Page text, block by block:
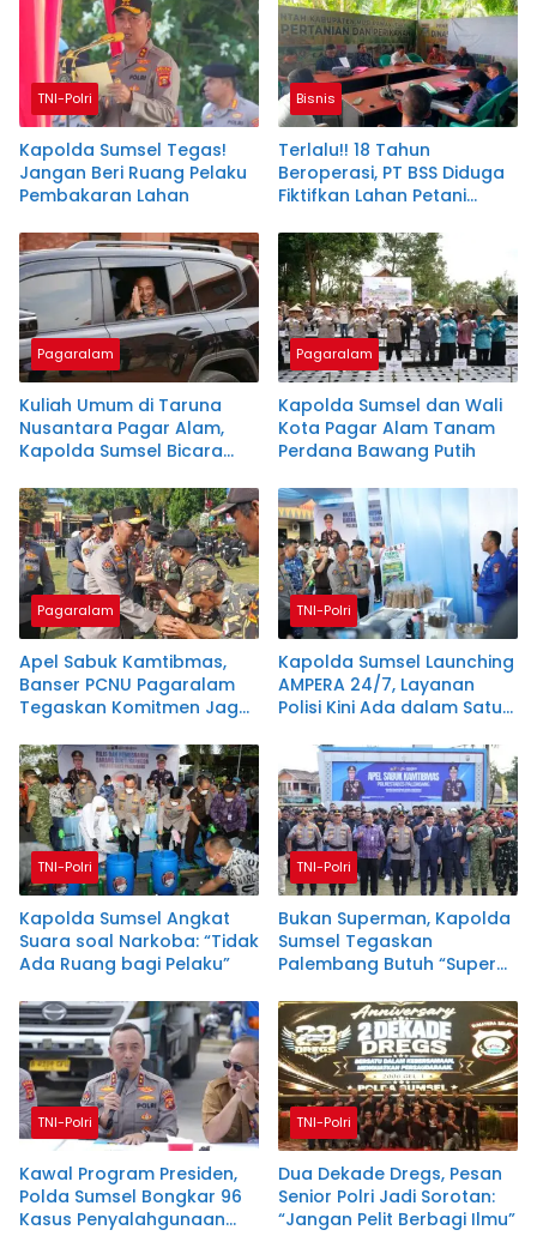
TNI-Polri
Kapolda Sumsel Tegas!
Jangan Beri Ruang Pelaku
Pembakaran Lahan
Bisnis
Terlalu!! 18 Tahun
Beroperasi, PT BSS Diduga
Fiktifkan Lahan Petani
Pagaralam
Kuliah Umum di Taruna
Nusantara Pagar Alam,
Kapolda Sumsel Bicara
Pagaralam
Kapolda Sumsel dan Wali
Kota Pagar Alam Tanam
Perdana Bawang Putih
Pagaralam
Apel Sabuk Kamtibmas,
Banser PCNU Pagaralam
Tegaskan Komitmen Jaga
TNI-Polri
Kapolda Sumsel Launching
AMPERA 24/7, Layanan
Polisi Kini Ada dalam Satu
TNI-Polri
Kapolda Sumsel Angkat
Suara soal Narkoba: “Tidak
Ada Ruang bagi Pelaku”
TNI-Polri
Bukan Superman, Kapolda
Sumsel Tegaskan
Palembang Butuh “Super
TNI-Polri
Kawal Program Presiden,
Polda Sumsel Bongkar 96
Kasus Penyalahgunaan
TNI-Polri
Dua Dekade Dregs, Pesan
Senior Polri Jadi Sorotan:
“Jangan Pelit Berbagi Ilmu”